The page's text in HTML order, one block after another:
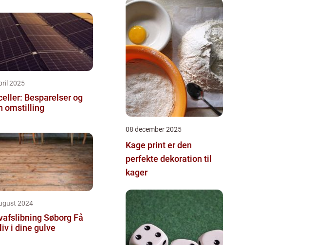
2025
Besparelser og
omstilling
2024
Søborg Få
i dine gulve
08 december 2025
Kage print er den
perfekte dekoration til
kager